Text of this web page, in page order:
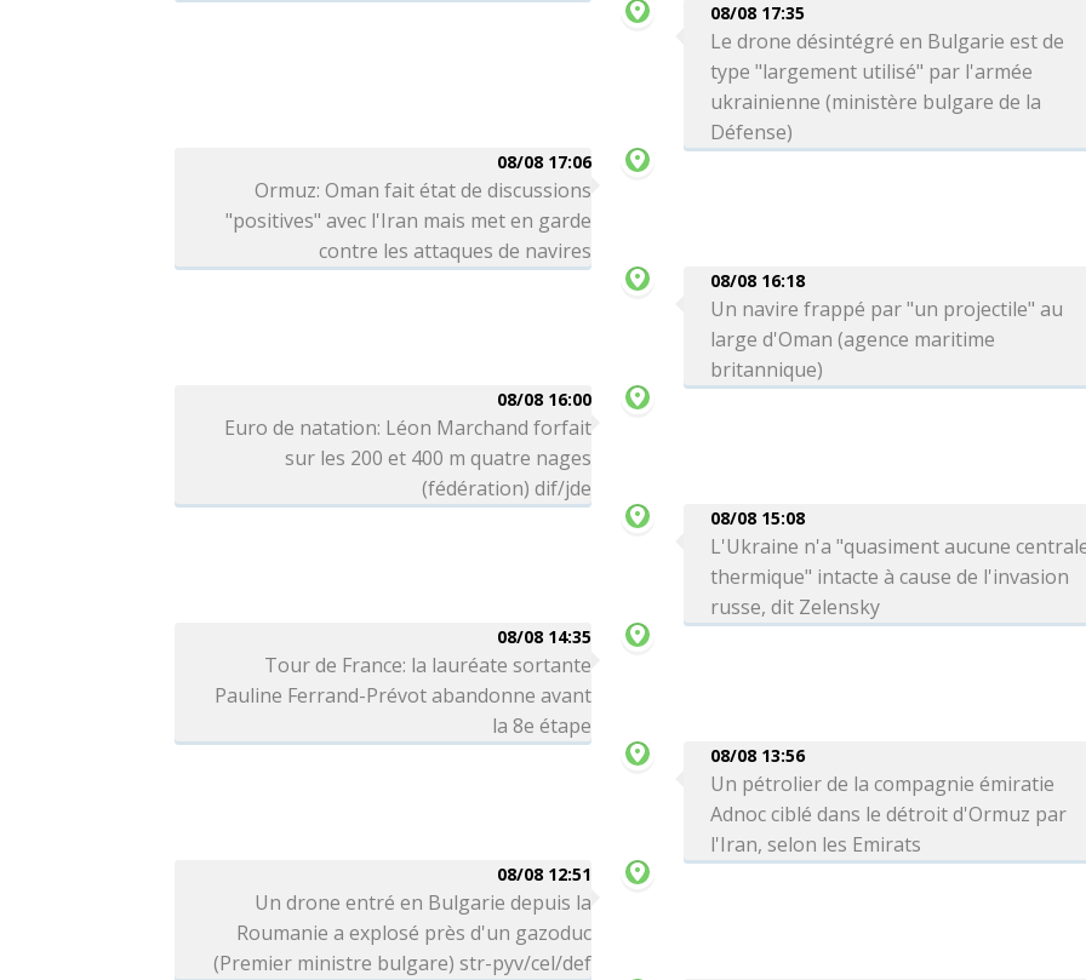
08/08 17:35
Le drone désintégré en Bulgarie est de
type "largement utilisé" par l'armée
ukrainienne (ministère bulgare de la
Défense)
08/08 17:06
Ormuz: Oman fait état de discussions
"positives" avec l'Iran mais met en garde
contre les attaques de navires
08/08 16:18
Un navire frappé par "un projectile" au
large d'Oman (agence maritime
britannique)
08/08 16:00
Euro de natation: Léon Marchand forfait
sur les 200 et 400 m quatre nages
(fédération) dif/jde
08/08 15:08
L'Ukraine n'a "quasiment aucune
thermique" intacte à cause de l'invasion
russe, dit Zelensky
08/08 14:35
Tour de France: la lauréate sortante
Pauline Ferrand-Prévot abandonne avant
la 8e étape
08/08 13:56
Un pétrolier de la compagnie émiratie
Adnoc ciblé dans le détroit d'Ormuz par
l'Iran, selon les Emirats
08/08 12:51
Un drone entré en Bulgarie depuis la
Roumanie a explosé près d'un gazoduc
(Premier ministre bulgare) str-pyv/cel/def